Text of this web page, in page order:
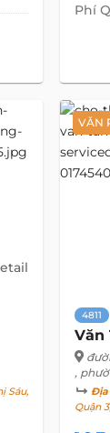
Phí
Sáu,
VĂN
4811
Văn
,
Địa
Quận